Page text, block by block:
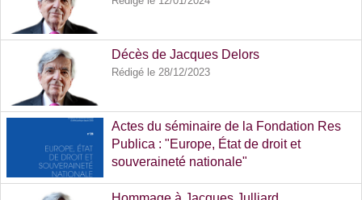
Décès de Jacques Delors
Rédigé le 28/12/2023
Actes du séminaire de la Fondation Res
Publica : "Europe, État de droit et
souveraineté nationale"